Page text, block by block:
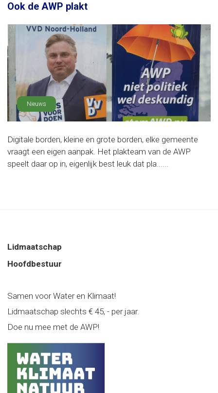
Ook de AWP plakt
Nieuws
Digitale borden, kleine en grote borden, elke gemeente
vraagt een eigen aanpak. Het plakteam van de AWP
speelt daar op in, eigenlijk best leuk dat pla......
Lidmaatschap
Hoofdbestuur
Samen voor Water en Klimaat!
Lidmaatschap slechts € 45, - per jaar.
Doe nu mee met de AWP!